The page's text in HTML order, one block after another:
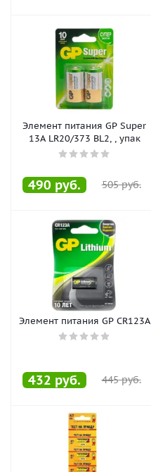
Элемент питания GP Super
13A LR20/373 BL2, , упак
490 руб. 505руб.
Элемент питания GP CR123A
432 руб. 445руб.